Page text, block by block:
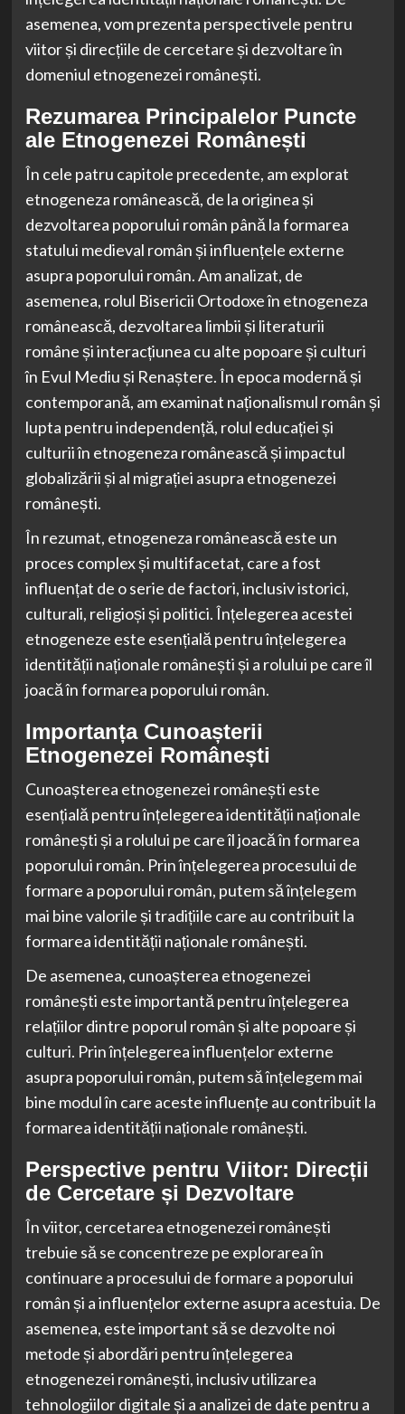
asemenea, vom prezenta perspectivele pentru
viitor și direcțiile de cercetare și dezvoltare în
domeniul etnogenezei românești.
Rezumarea Principalelor Puncte
ale Etnogenezei Românești
În cele patru capitole precedente, am explorat
etnogeneza românească, de la originea și
dezvoltarea poporului român până la formarea
statului medieval român și influențele externe
asupra poporului român. Am analizat, de
asemenea, rolul Bisericii Ortodoxe în etnogeneza
românească, dezvoltarea limbii și literaturii
române și interacțiunea cu alte popoare și culturi
în Evul Mediu și Renaștere. În epoca modernă și
contemporană, am examinat naționalismul român și
lupta pentru independență, rolul educației și
culturii în etnogeneza românească și impactul
globalizării și al migrației asupra etnogenezei
românești.
În rezumat, etnogeneza românească este un
proces complex și multifacetat, care a fost
influențat de o serie de factori, inclusiv istorici,
culturali, religioși și politici. Înțelegerea acestei
etnogeneze este esențială pentru înțelegerea
identității naționale românești și a rolului pe care îl
joacă în formarea poporului român.
Importanța Cunoașterii
Etnogenezei Românești
Cunoașterea etnogenezei românești este
esențială pentru înțelegerea identității naționale
românești și a rolului pe care îl joacă în formarea
poporului român. Prin înțelegerea procesului de
formare a poporului român, putem să înțelegem
mai bine valorile și tradițiile care au contribuit la
formarea identității naționale românești.
De asemenea, cunoașterea etnogenezei
românești este importantă pentru înțelegerea
relațiilor dintre poporul român și alte popoare și
culturi. Prin înțelegerea influențelor externe
asupra poporului român, putem să înțelegem mai
bine modul în care aceste influențe au contribuit la
formarea identității naționale românești.
Perspective pentru Viitor: Direcții
de Cercetare și Dezvoltare
În viitor, cercetarea etnogenezei românești
trebuie să se concentreze pe explorarea în
continuare a procesului de formare a poporului
român și a influențelor externe asupra acestuia. De
asemenea, este important să se dezvolte noi
metode și abordări pentru înțelegerea
etnogenezei românești, inclusiv utilizarea
tehnologiilor digitale și a analizei de date pentru a